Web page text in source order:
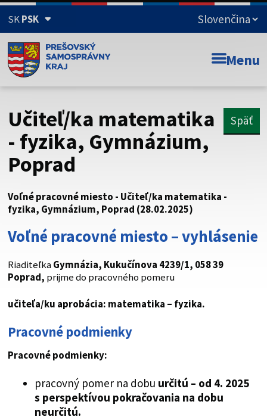
SKPSK
Doména psk.sk je oficiálna
Toto je oficiálna webová stránka Prešovského
Táto stránka je zabezpečená
Buďte pozorní a vždy sa uistite, že zdieľate informácie iba
cez zabezpečenú webovú stránku. Zabezpečená stránka
Menu
Učiteľ/ka matematika
- fyzika, Gymnázium,
Poprad
Späť
Voľné pracovné miesto - Učiteľ/ka matematika -
fyzika, Gymnázium, Poprad (28.02.2025)
Voľné pracovné miesto – vyhlásenie
RiaditeľkaGymnázia, Kukučínova 4239/1, 058 39
Poprad, prijme do pracovného pomeru
učiteľa/ku aprobácia: matematika – fyzika.
Pracovné podmienky
Pracovné podmienky:
pracovný pomer na dobu určitú – od 4. 2025
s perspektívou pokračovania na dobu
neurčitú.